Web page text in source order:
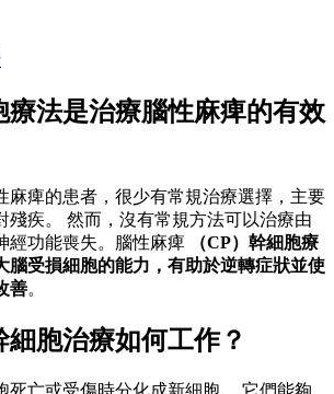
療法是治療腦性麻痺的有效
麻痺的患者，很少有常規治療選擇，主要
殘疾。 然而，沒有常規方法可以治療由
經功能喪失。腦性麻痺
（CP）幹細胞療
腦受損細胞的能力，有助於逆轉症狀並使
善。
細胞治療如何工作？
死亡或受傷時分化成新細胞。 它們能夠